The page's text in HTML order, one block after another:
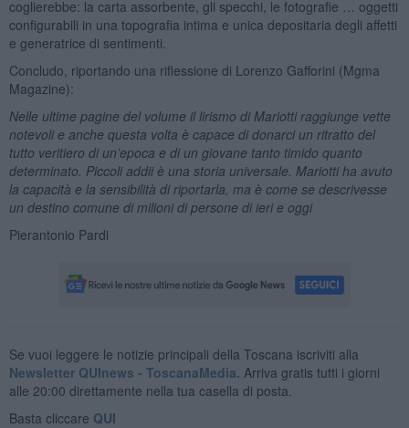
coglierebbe: la carta assorbente, gli specchi, le fotografie … oggetti
configurabili in una topografia intima e unica depositaria degli affetti
e generatrice di sentimenti.
Concludo, riportando una riflessione di Lorenzo Gafforini (Mgma
Magazine):
Nelle ultime pagine del volume il lirismo di Mariotti raggiunge vette
notevoli e anche questa volta è capace di donarci un ritratto del
tutto veritiero di un’epoca e di un giovane tanto timido quanto
determinato. Piccoli addii è una storia universale. Mariotti ha avuto
la capacità e la sensibilità di riportarla, ma è come se descrivesse
un destino comune di milioni di persone di ieri e oggi
Pierantonio Pardi
Se vuoi leggere le notizie principali della Toscana iscriviti alla
Newsletter QUInews - ToscanaMedia. Arriva gratis tutti i giorni
alle 20:00 direttamente nella tua casella di posta.
Basta cliccare QUI